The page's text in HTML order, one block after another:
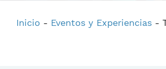
Inicio - Eventos y Experiencias -